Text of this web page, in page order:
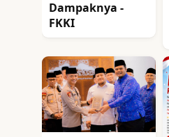
Dampaknya -
FKKI